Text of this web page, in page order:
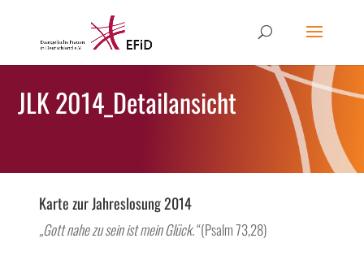
JLK 2014_Detailansicht
Karte zur Jahreslosung 2014
„Gott nahe zu sein ist mein Glück.“(Psalm 73,28)